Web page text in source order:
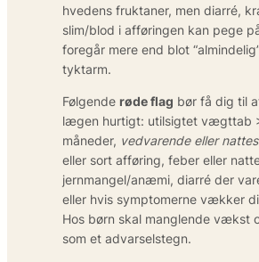
hvedens fruktaner, men diarré,
slim/blod i afføringen kan pege
foregår mere end blot
tyktarm.
Følgende røde flag bør få dig til
lægen hurtigt: utilsigtet vægttab
måneder, vedvarende eller
eller sort afføring, feber eller
jernmangel/anæmi, diarré der
eller hvis symptomerne vækker
Hos børn skal manglende vækst
som et advarselstegn.